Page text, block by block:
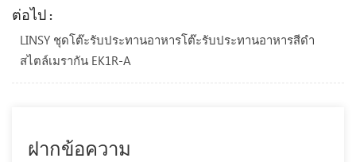
ต่อไป :
LINSY ชุดโต๊ะรับประทานอาหารโต๊ะรับประทานอาหารสีดำ
สไตล์เมรากัน EK1R-A
ฝากข้อความ